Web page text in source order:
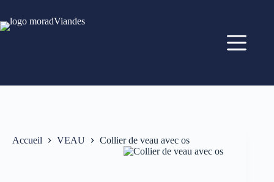
Accueil VEAU Collier de veau avec os